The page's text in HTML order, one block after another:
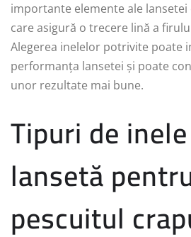
importante elemente ale lansetei
care asigură o trecere lină a
Alegerea inelelor potrivite poate
performanța lansetei și poate
unor rezultate mai bune.
Tipuri de
lansetă
pescuitul